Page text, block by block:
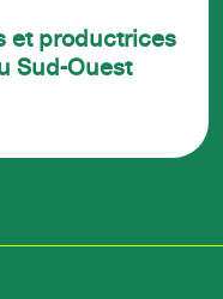
et productrices
Sud-Ouest